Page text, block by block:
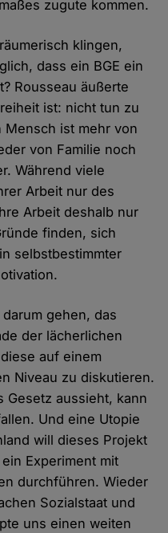
zugute kommen.
klingen,
dass ein BGE ein
Rousseau äußerte
ist: nicht tun zu
Mensch ist mehr von
von Familie noch
Während viele
Arbeit nur des
Arbeit deshalb nur
finden, sich
selbstbestimmter
gehen, das
der lächerlichen
auf einem
Niveau zu diskutieren.
Gesetz aussieht, kann
Und eine Utopie
will dieses Projekt
Experiment mit
durchführen. Wieder
Sozialstaat und
uns einen weiten